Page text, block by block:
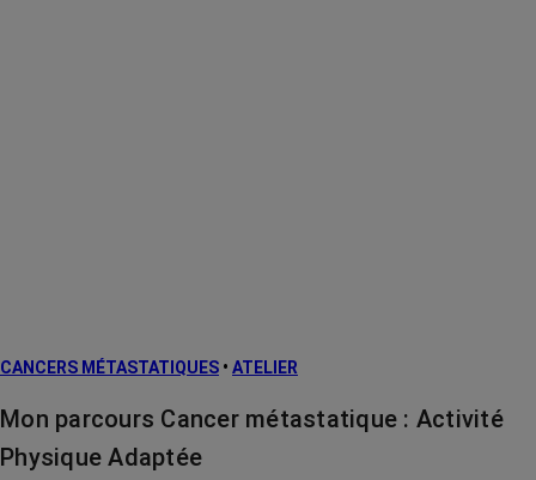
CANCERS MÉTASTATIQUES • ATELIER
Mon parcours Cancer métastatique : Activité
Physique Adaptée